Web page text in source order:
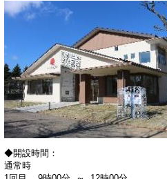
◆開設時間：
通常時